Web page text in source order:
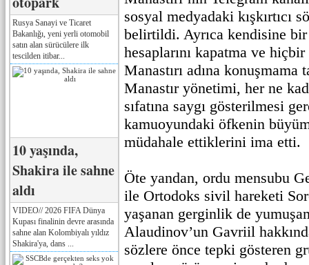
Rusya Sanayi ve Ticaret
Bakanlığı, yeni yerli otomobil
satın alan sürücülere ilk
tescilden itibar...
10 yaşında,
Shakira ile sahne
aldı
VIDEO// 2026 FIFA Dünya
Kupası finalinin devre arasında
sahne alan Kolombiyalı yıldız
Shakira'ya, dans ...
sosyal medyadaki kışkırtıcı
belirtildi. Ayrıca kendisine
hesaplarını kapatma ve
Manastırı adına konuşmama
Manastır yönetimi, her ne
sıfatına saygı gösterilmesi
kamuoyundaki öfkenin
müdahale ettiklerini ima etti.
Öte yandan, ordu mensubu
ile Ortodoks sivil hareketi
yaşanan gerginlik de
Alaudinov’un Gavriil
sözlere önce tepki gösteren